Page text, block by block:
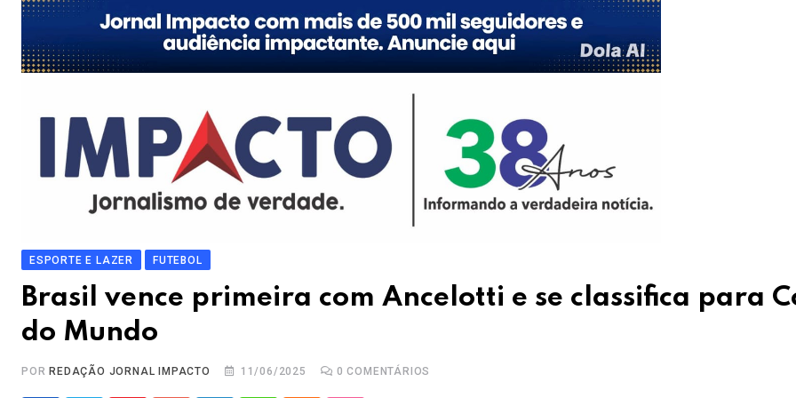
ESPORTE E LAZER FUTEBOL
Brasil vence primeira com Ancelotti e se classifica para
do Mundo
POR REDAÇÃO JORNAL IMPACTO 11/06/2025 0 COMENTÁRIOS